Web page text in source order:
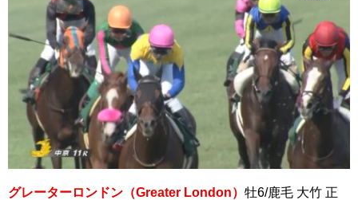
グレーターロンドン（Greater London） 牡6/鹿毛 大竹 正